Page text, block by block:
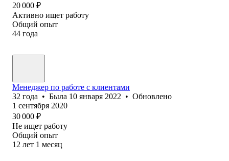
20 000 ₽
Активно ищет работу
Общий опыт
44 года
Менеджер по работе с клиентами
32 года • Была 10 января 2022 • Обновлено
1 сентября 2020
30 000 ₽
Не ищет работу
Общий опыт
12 лет 1 месяц